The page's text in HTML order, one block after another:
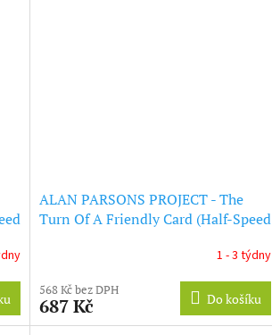
ALAN PARSONS PROJECT - The
Turn Of A Friendly Card (Half-Speed
1 - 3 týdny
568 Kč bez DPH
687 Kč Do košíku